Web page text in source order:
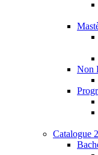
Non
Catalogue